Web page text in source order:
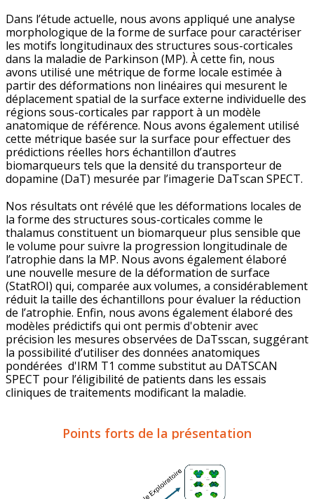
Dans l’étude actuelle, nous avons appliqué une analyse
morphologique de la forme de surface pour caractériser
les motifs longitudinaux des structures sous-corticales
dans la maladie de Parkinson (MP). À cette fin, nous
avons utilisé une métrique de forme locale estimée à
partir des déformations non linéaires qui mesurent le
déplacement spatial de la surface externe individuelle des
régions sous-corticales par rapport à un modèle
anatomique de référence. Nous avons également utilisé
cette métrique basée sur la surface pour effectuer des
prédictions réelles hors échantillon d’autres
biomarqueurs tels que la densité du transporteur de
dopamine (DaT) mesurée par l’imagerie DaTscan SPECT.
Nos résultats ont révélé que les déformations locales de
la forme des structures sous-corticales comme le
thalamus constituent un biomarqueur plus sensible que
le volume pour suivre la progression longitudinale de
l’atrophie dans la MP. Nous avons également élaboré
une nouvelle mesure de la déformation de surface
(StatROI) qui, comparée aux volumes, a considérablement
réduit la taille des échantillons pour évaluer la réduction
de l’atrophie. Enfin, nous avons également élaboré des
modèles prédictifs qui ont permis d'obtenir avec
précision les mesures observées de DaTsscan, suggérant
la possibilité d’utiliser des données anatomiques
pondérées d'IRM T1 comme substitut au DATSCAN
SPECT pour l’éligibilité de patients dans les essais
cliniques de traitements modificant la maladie.
Points forts de la présentation